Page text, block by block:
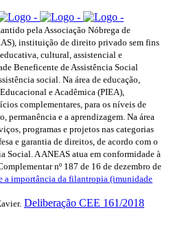
pela Associação Nóbrega de
instituição de direito privado sem fins
cultural, assistencial e
Beneficente de Assistência Social
social. Na área de educação,
e Acadêmica (PIEA),
complementares, para os níveis de
permanência e a aprendizagem. Na área
programas e projetos nas categorias
e garantia de direitos, de acordo com o
Social. A ANEAS atua em conformidade à
nº 187 de 16 de dezembro de
a importância da filantropia (imunidade
Deliberação CEE 161/2018